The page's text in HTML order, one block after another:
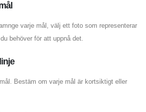
varje mål, välj ett foto som representerar
behöver för att uppnå det.
Bestäm om varje mål är kortsiktigt eller